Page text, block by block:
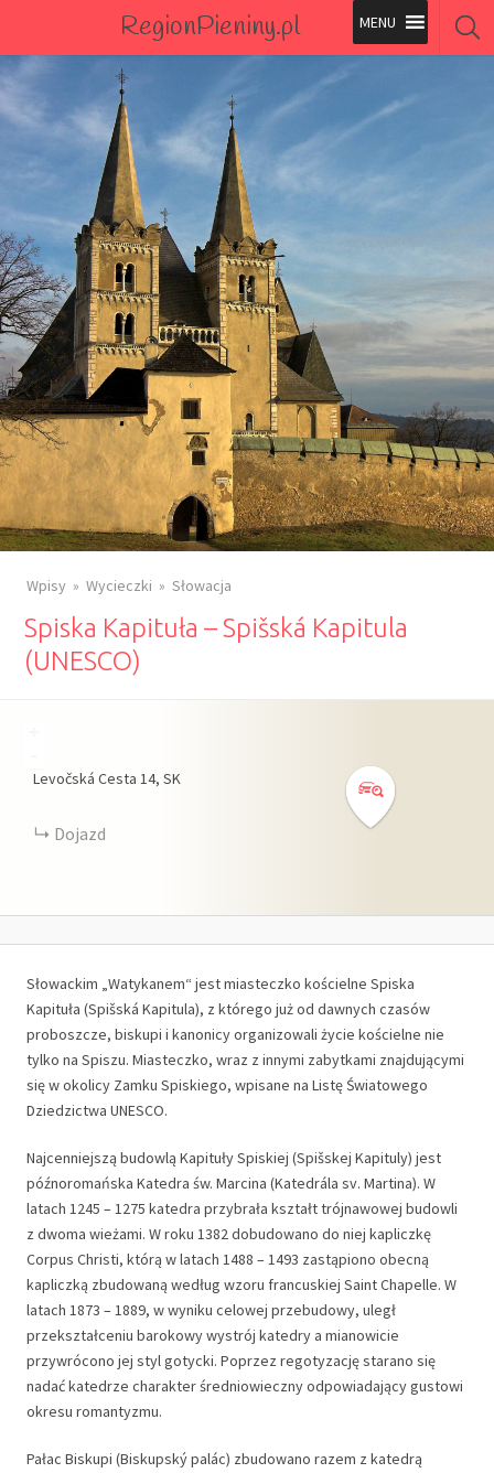
RegionPieniny.pl
Polecane Przez Nas
Wszystkie Obiekty
Wszystkie Obiekty
Wpisy Wycieczki Słowacja
Spiska Kapituła – Spišská Kapitula
(UNESCO)
Levočská Cesta 14 SK
Dojazd
Słowackim „Watykanem“ jest miasteczko kościelne Spiska
Kapituła (Spišská Kapitula), z którego już od dawnych czasów
proboszcze, biskupi i kanonicy organizowali życie kościelne nie
tylko na Spiszu. Miasteczko, wraz z innymi zabytkami znajdującymi
się w okolicy Zamku Spiskiego, wpisane na Listę Światowego
Dziedzictwa UNESCO.
Najcenniejszą budowlą Kapituły Spiskiej (Spišskej Kapituly) jest
późnoromańska Katedra św. Marcina (Katedrála sv. Martina). W
latach 1245 – 1275 katedra przybrała kształt trójnawowej budowli
z dwoma wieżami. W roku 1382 dobudowano do niej kapliczkę
Corpus Christi, którą w latach 1488 – 1493 zastąpiono obecną
kapliczką zbudowaną według wzoru francuskiej Saint Chapelle. W
latach 1873 – 1889, w wyniku celowej przebudowy, uległ
przekształceniu barokowy wystrój katedry a mianowicie
przywrócono jej styl gotycki. Poprzez regotyzację starano się
nadać katedrze charakter średniowieczny odpowiadający gustowi
okresu romantyzmu.
Pałac Biskupi (Biskupský palác) zbudowano razem z katedrą